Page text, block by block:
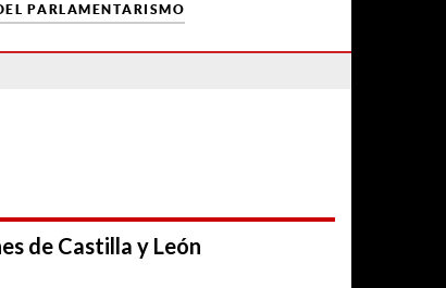
PARLAMENTARISMO
de Castilla y León